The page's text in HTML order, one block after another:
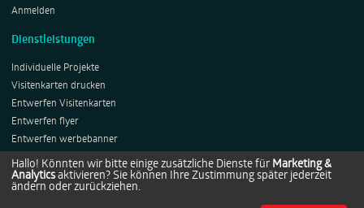
Anmelden
Dienstleistungen
Individuelle Projekte
Visitenkarten drucken
Entwerfen Visitenkarten
Entwerfen flyer
Entwerfen werbebanner
Entwerfen Plakates
Entwerfen Roll-ups
Hallo! Könnten wir bitte einige zusätzliche Dienste für Marketing &
Analytics aktivieren? Sie können Ihre Zustimmung später jederzeit
ändern oder zurückziehen.